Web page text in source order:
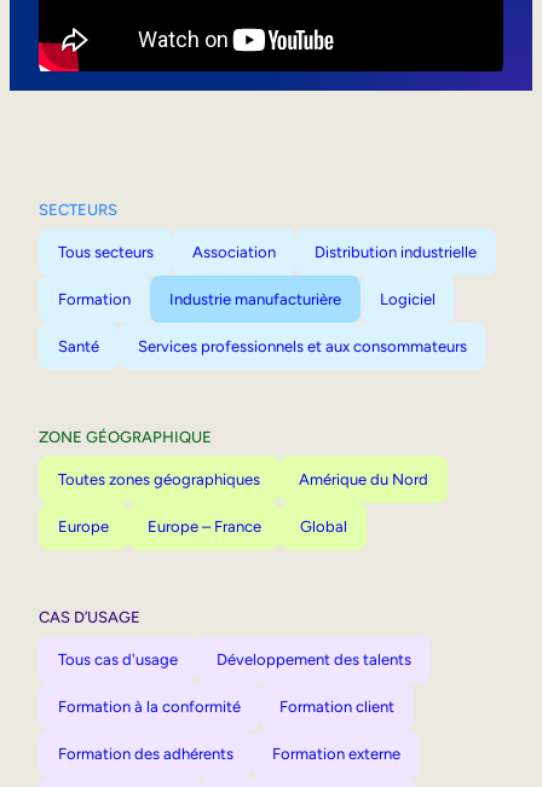
SECTEURS
Tous secteurs Association Distribution industrielle
Formation Industrie manufacturière Logiciel
Santé Services professionnels et aux consommateurs
ZONE GÉOGRAPHIQUE
Toutes zones géographiques Amérique du Nord
Europe Europe – France Global
CAS D’USAGE
Tous cas d'usage Développement des talents
Formation à la conformité Formation client
Formation des adhérents Formation externe